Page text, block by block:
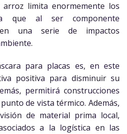
limita enormemente los
que al ser componente
una serie de impactos
para placas es, en este
positiva para disminuir su
permitirá construcciones
de vista térmico. Además,
de material prima local,
a la logística en las